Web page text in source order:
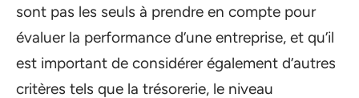
sont pas les seuls à prendre en compte pour
évaluer la performance d’une entreprise, et qu’il
est important de considérer également d’autres
critères tels que la trésorerie, le niveau